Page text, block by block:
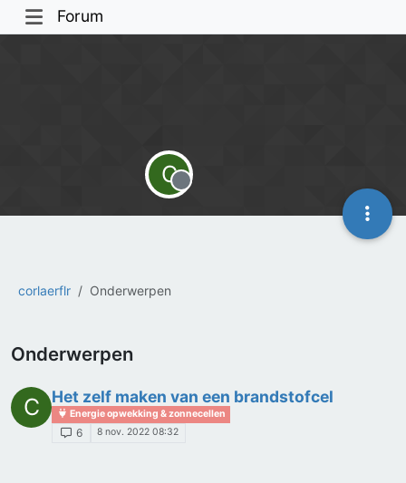
Forum
corlaerflr Onderwerpen
C
Offline
Onderwerpen
C Het zelf maken van een brandstofcel
Energie opwekking & zonnecellen
6 8 nov. 2022 08:32